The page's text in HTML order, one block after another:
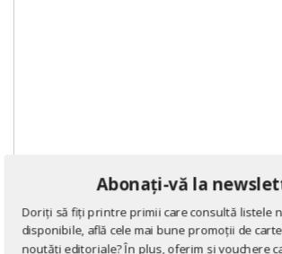
Abonați-vă la
Doriți să fiți printre primii care consultă listele
disponibile, află cele mai bune promoții de
noutăți editoriale? În plus, oferim și vouchere